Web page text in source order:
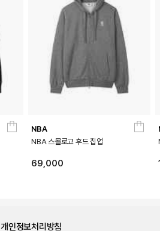
NBA
NBA 스몰로고 후드 집업
69,000
개인정보처리방침